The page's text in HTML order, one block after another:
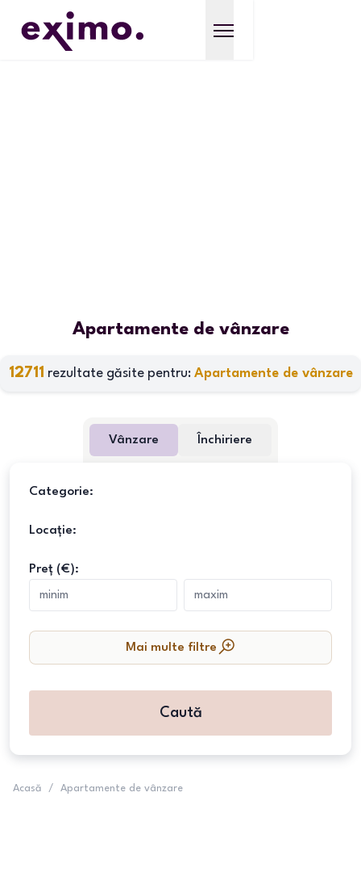
Apartamente de vânzare
12711 rezultate găsite pentru: Apartamente de vânzare
Vânzare Închiriere
Categorie:
Locație:
Preț (€):
Mai multe filtre
Caută
Acasă / Apartamente de vânzare